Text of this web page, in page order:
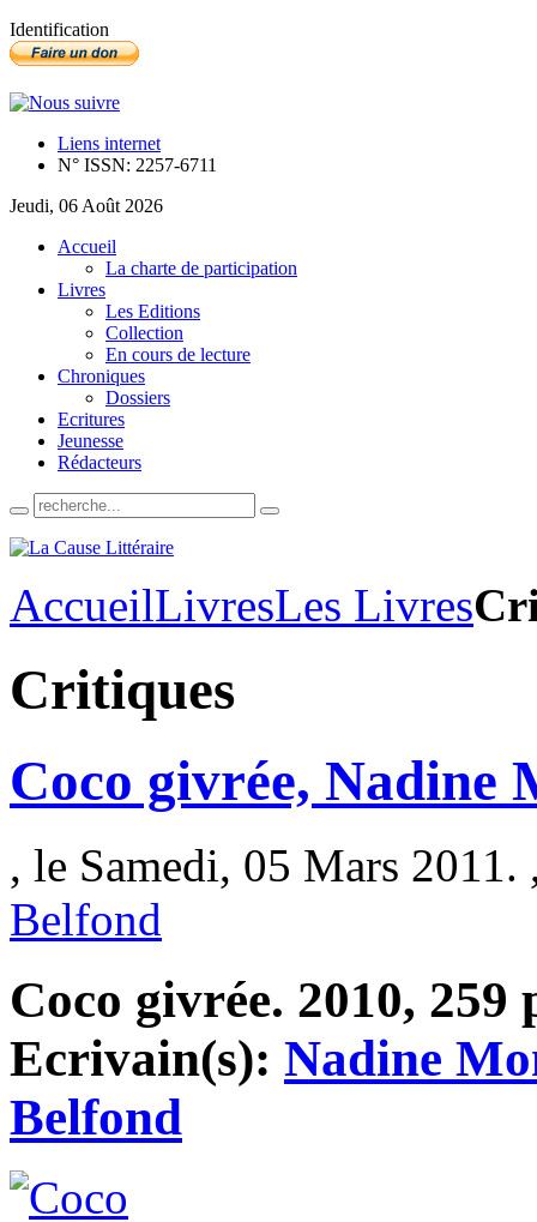
Identification
Liens internet
N° ISSN: 2257-6711
Jeudi, 06 Août 2026
Accueil
La charte de participation
Livres
Les Editions
Collection
En cours de lecture
Chroniques
Dossiers
Ecritures
Jeunesse
Rédacteurs
AccueilLivresLes Livres
Critiques
Coco givrée, Nadine
, le Samedi, 05 Mars 2011.
Belfond
Coco givrée. 2010, 259
Ecrivain(s): Nadine
Belfond